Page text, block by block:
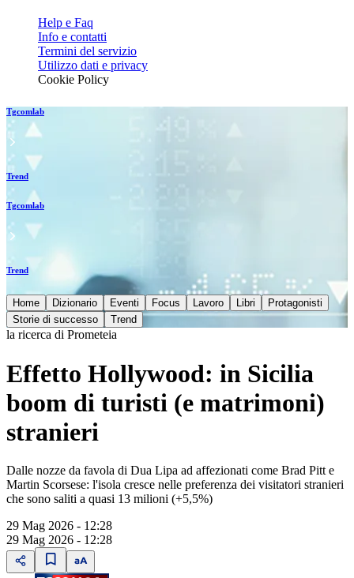
Help e Faq
Info e contatti
Termini del servizio
Utilizzo dati e privacy
Cookie Policy
Tgcomlab
Trend
Tgcomlab
Trend
Home Dizionario Eventi Focus Lavoro Libri
Protagonisti
Storie di successo
Trend
la ricerca di Prometeia
Effetto Hollywood: in Sicilia
boom di turisti (e matrimoni)
stranieri
Dalle nozze da favola di Dua Lipa ad affezionati come Brad Pitt e
Martin Scorsese: l'isola cresce nelle preferenza dei visitatori stranieri
che sono saliti a quasi 13 milioni (+5,5%)
29 Mag 2026 - 12:28
29 Mag 2026 - 12:28